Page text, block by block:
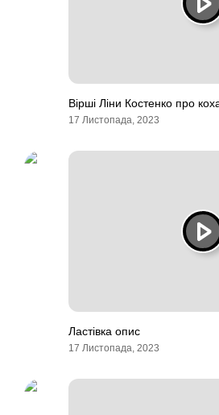
Вірші Ліни Костенко про
17 Листопада, 2023
Ластівка опис
17 Листопада, 2023